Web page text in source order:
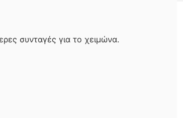
συνταγές για το χειμώνα.